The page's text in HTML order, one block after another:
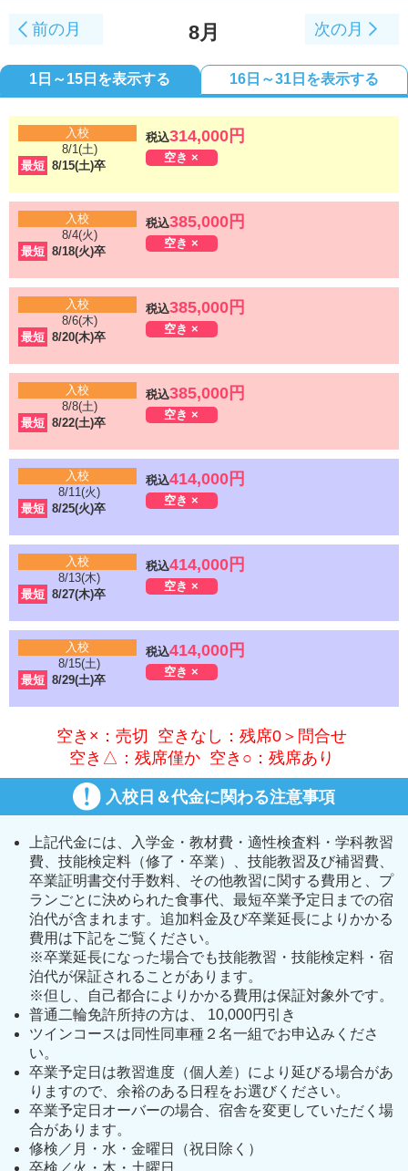
前の月 8月 次の月
1日～15日を表示する 16日～31日を表示する
入校
8/1(土)
最短 8/15(土)卒
税込314,000円
空き ×
入校
8/4(火)
最短 8/18(火)卒
税込385,000円
空き ×
入校
8/6(木)
最短 8/20(木)卒
税込385,000円
空き ×
入校
8/8(土)
最短 8/22(土)卒
税込385,000円
空き ×
入校
8/11(火)
最短 8/25(火)卒
税込414,000円
空き ×
入校
8/13(木)
最短 8/27(木)卒
税込414,000円
空き ×
入校
8/15(土)
最短 8/29(土)卒
税込414,000円
空き ×
空き×：売切 空きなし：残席0＞問合せ
空き△：残席僅か 空き○：残席あり
入校日＆代金に関わる注意事項
上記代金には、入学金・教材費・適性検査料・学科教習
費、技能検定料（修了・卒業）、技能教習及び補習費、
卒業証明書交付手数料、その他教習に関する費用と、プ
ランごとに決められた食事代、最短卒業予定日までの宿
泊代が含まれます。追加料金及び卒業延長によりかかる
費用は下記をご覧ください。
※卒業延長になった場合でも技能教習・技能検定料・宿
泊代が保証されることがあります。
※但し、自己都合によりかかる費用は保証対象外です。
普通二輪免許所持の方は、 10,000円引き
ツインコースは同性同車種２名一組でお申込みくださ
い。
卒業予定日は教習進度（個人差）により延びる場合があ
りますので、余裕のある日程をお選びください。
卒業予定日オーバーの場合、宿舎を変更していただく場
合があります。
修検／月・水・金曜日（祝日除く）